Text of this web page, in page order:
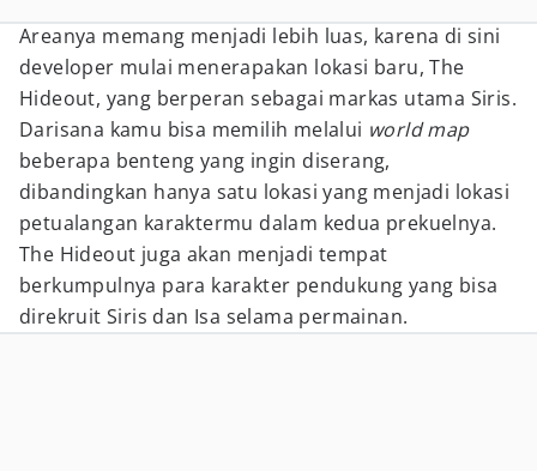
Areanya memang menjadi lebih luas, karena di sini
developer mulai menerapakan lokasi baru, The
Hideout, yang berperan sebagai markas utama Siris.
Darisana kamu bisa memilih melalui world map
beberapa benteng yang ingin diserang,
dibandingkan hanya satu lokasi yang menjadi lokasi
petualangan karaktermu dalam kedua prekuelnya.
The Hideout juga akan menjadi tempat
berkumpulnya para karakter pendukung yang bisa
direkruit Siris dan Isa selama permainan.